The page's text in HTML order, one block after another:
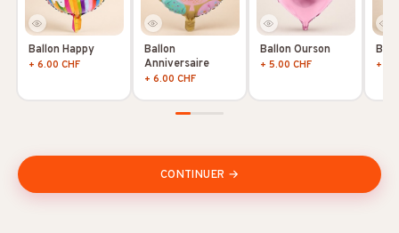
Ballon Happy
+ 6.00 CHF
Ballon
Anniversaire
+ 6.00 CHF
Ballon Ourson
+ 5.00 CHF +
CONTINUER →